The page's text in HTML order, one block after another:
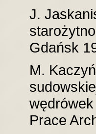
J.
Gdańsk
M.
Prace